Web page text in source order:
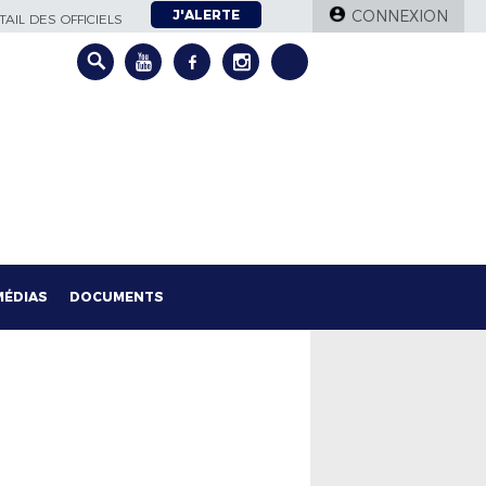
DES OFFICIELS J'ALERTE CONNEXION
DOCUMENTS